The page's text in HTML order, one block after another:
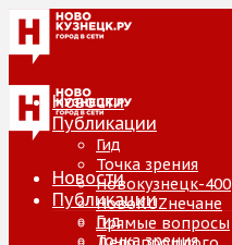
Новости
Публикации
Гид
Точка зрения
Новокузнецк-400
НовоKUZнечане
Прямые вопросы
Новости
Публикации
Гид
Точка зрения